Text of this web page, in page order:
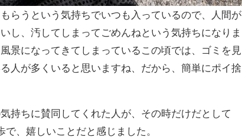
らうという気持ちでいつも入っているので、人間が
し、汚してしまってごめんねという気持ちになりま
景になってきてしまっているこの頃では、ゴミを見
人が多くいると思いますね、だから、簡単にポイ捨
持ちに賛同してくれた人が、その時だけだとして
、嬉しいことだと感じました。